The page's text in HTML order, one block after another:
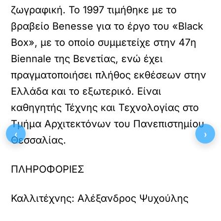
ζωγραφική. Το 1997 τιμήθηκε με το
βραβείο Benesse για το έργο του «Black
Box», με το οποίο συμμετείχε στην 47η
Biennale της Βενετίας, ενώ έχει
πραγματοποιήσει πλήθος εκθέσεων στην
Ελλάδα και το εξωτερικό. Είναι
καθηγητής Τέχνης και Τεχνολογίας στο
Τμήμα Αρχιτεκτόνων του Πανεπιστημίου
Θεσσαλίας.
ΠΛΗΡΟΦΟΡΙΕΣ
Καλλιτέχνης:Αλέξανδρος Ψυχούλης
‹ ›